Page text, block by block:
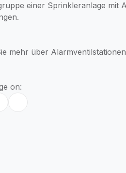
einer Sprinkleranlage mit
mehr über
on: